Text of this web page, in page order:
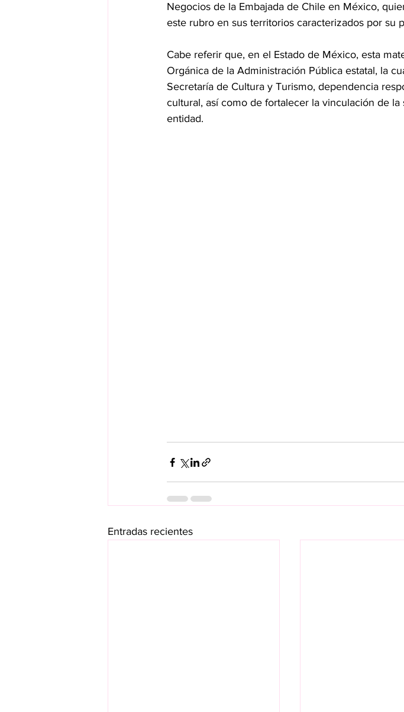
Negocios de la Embajada de Chile en México,
este rubro en sus territorios caracterizados por su
Cabe referir que, en el Estado de México, esta
Orgánica de la Administración Pública estatal, la
Secretaría de Cultura y Turismo, dependencia
cultural, así como de fortalecer la vinculación de
entidad.
Entradas recientes